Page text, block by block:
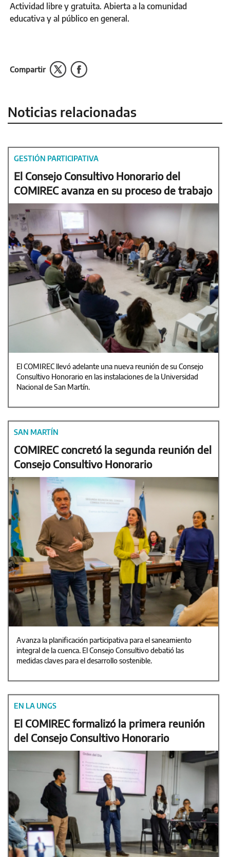
Actividad libre y gratuita. Abierta a la comunidad
educativa y al público en general.
Compartir
Noticias relacionadas
GESTIÓN PARTICIPATIVA
El Consejo Consultivo Honorario del
COMIREC avanza en su proceso de trabajo
El COMIREC llevó adelante una nueva reunión de su Consejo
Consultivo Honorario en las instalaciones de la Universidad
Nacional de San Martín.
SAN MARTÍN
COMIREC concretó la segunda reunión del
Consejo Consultivo Honorario
Avanza la planificación participativa para el saneamiento
integral de la cuenca. El Consejo Consultivo debatió las
medidas claves para el desarrollo sostenible.
EN LA UNGS
El COMIREC formalizó la primera reunión
del Consejo Consultivo Honorario